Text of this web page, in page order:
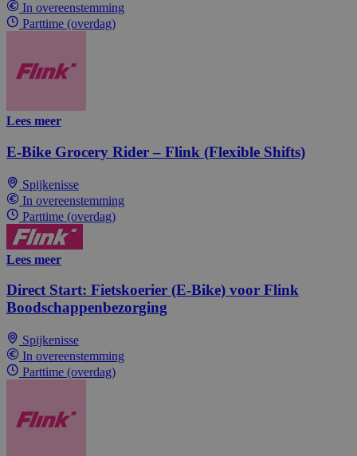
In overeenstemming
Parttime (overdag)
Lees meer
E-Bike Grocery Rider – Flink (Flexible Shifts)
Spijkenisse
In overeenstemming
Parttime (overdag)
Lees meer
Direct Start: Fietskoerier (E-Bike) voor Flink
Boodschappenbezorging
Spijkenisse
In overeenstemming
Parttime (overdag)